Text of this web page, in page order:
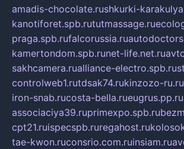
amadis-chocolate.rushkurki-
kanotiforet.spb.rututmassage.ru
praga.spb.rufalcorussia.ru
kamertondom.spb.runet-life.net.ru
sakhcamera.rualliance-electro.spb.ru
controlweb1.rutdsak74.rukinzozo-ru.ru
iron-snab.rucosta-bella.rueugrus.pp.ru
associaciya39.ruprimexpo.spb.ru
cpt21.ruispecspb.ruregahost.ru
tae-kwon.ruconsrio.com.ruinsiam.ru